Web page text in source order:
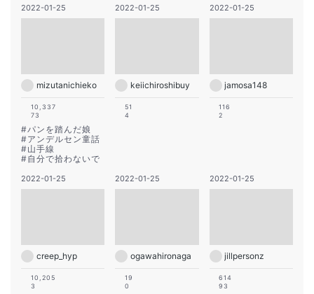
2022-01-25
mizutanichieko
10,337
73
#パンを踏んだ娘
#アンデルセン童話
#山手線
#自分で拾わないで
2022-01-25
keiichiroshibuy
51
4
2022-01-25
jamosa148
116
2
2022-01-25
creep_hyp
10,205
3
2022-01-25
ogawahironaga
19
0
2022-01-25
jillpersonz
614
93